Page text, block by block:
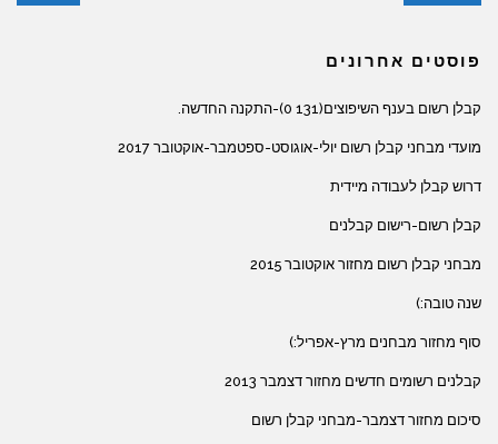
פוסטים אחרונים
קבלן רשום בענף השיפוצים(131 0)-התקנה החדשה.
מועדי מבחני קבלן רשום יולי-אוגוסט-ספטמבר-אוקטובר 2017
דרוש קבלן לעבודה מיידית
קבלן רשום-רישום קבלנים
מבחני קבלן רשום מחזור אוקטובר 2015
שנה טובה:)
סוף מחזור מבחנים מרץ-אפריל:)
קבלנים רשומים חדשים מחזור דצמבר 2013
סיכום מחזור דצמבר-מבחני קבלן רשום